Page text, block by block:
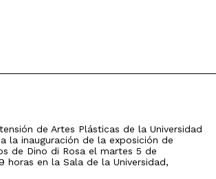
de Artes Plásticas de la Universidad
la inauguración de la exposición de
de Dino di Rosa el martes 5 de
horas en la Sala de la Universidad,